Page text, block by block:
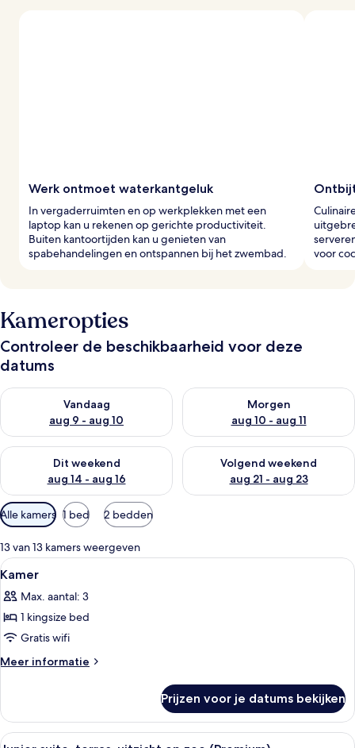
Werk ontmoet waterkantgeluk
In vergaderruimten en op werkplekken met een
laptop kan u rekenen op gerichte productiviteit.
Buiten kantoortijden kan u genieten van
spabehandelingen en ontspannen bij het zwembad.
voor
Kameropties
Controleer de beschikbaarheid voor deze
datums
Vandaag
aug 9 - aug 10
De beschikbaarheid controleren voor vanavond aug 9 - aug
Morgen
aug 10 - aug 11
De beschikbaarheid
Dit weekend
aug 14 - aug 16
De beschikbaarheid controleren voor dit weekend aug 14 -
Volgend weekend
aug 21 - aug 23
De beschikbaarheid
Beschikbare
filters
voor
kamers
Alle kamers 1 bed 2 bedden
13 van 13 kamers weergeven
Alle
foto's
voor
Kamer
laden
Woonruimte | Een 30-inch lcd-
5
Kamer
Max. aantal: 3
1 kingsize bed
Gratis wifi
Meer informatie
Meer
Prijzen voor je datums bekijken
Alle
Junior suite, terras, uitzicht op zee